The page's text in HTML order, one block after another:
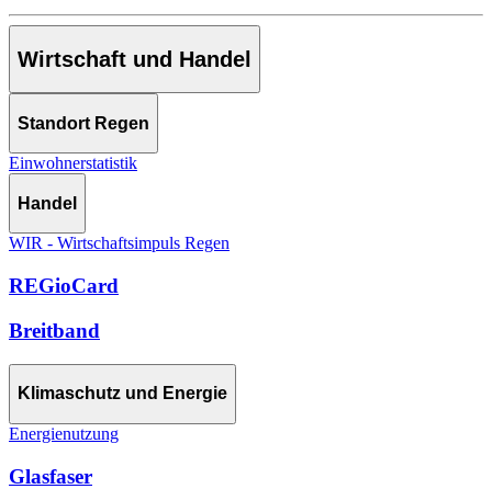
Wirtschaft und Handel
Standort Regen
Einwohnerstatistik
Handel
WIR - Wirtschaftsimpuls Regen
REGioCard
Breitband
Klimaschutz und Energie
Energienutzung
Glasfaser